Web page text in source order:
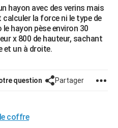
hayon avec des verins mais
la force ni le type de
hayon pèse environ 30
x 800 de hauteur, sachant
et un à droite.
question Partager
coffre